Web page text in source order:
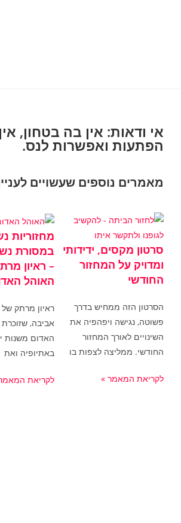
אי ודאות: אין בה בטחון,
הפתעות ואפשרות לנס.
מאמרים נוספים שעשויים
סרטון מקסים, ידידותי
ומדויק על המחזור
החודשי
הסרטון הזה ממחיש בדרך
פשוטה, נגישה ויפהפיה את
השינויים לאורך המחזור
החודשי. ממליצה לצפות בו
לקריאת המאמר »
מחזוריות
במסורת
– ראיון
האוהל
ראיון מרתק
אביבה,
האדום משנות
באתיופיה ואת
לקריאת